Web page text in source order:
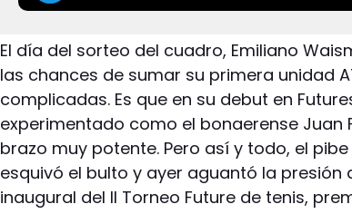
El día del sorteo del cuadro, Emiliano
las chances de sumar su primera unidad
complicadas. Es que en su debut en
experimentado como el bonaerense Juan
brazo muy potente. Pero así y todo, el
esquivó el bulto y ayer aguantó la presión
inaugural del II Torneo Future de tenis,